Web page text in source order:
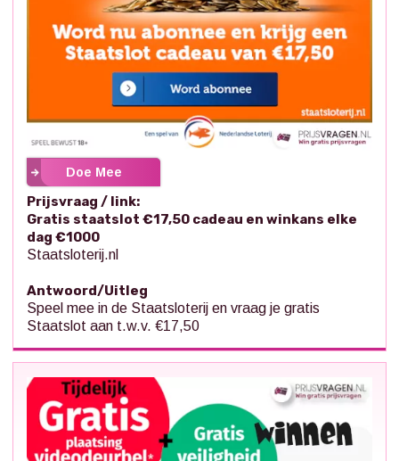
Doe Mee
Prijsvraag / link:
Gratis staatslot €17,50 cadeau en winkans elke
dag €1000
Staatsloterij.nl
Antwoord/Uitleg
Speel mee in de Staatsloterij en vraag je gratis
Staatslot aan t.w.v. €17,50